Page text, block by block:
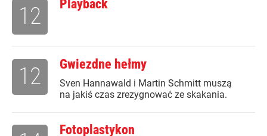
Playback
12
Gwiezdne hełmy
Sven Hannawald i Martin Schmitt muszą
na jakiś czas zrezygnować ze skakania.
12
Fotoplastykon